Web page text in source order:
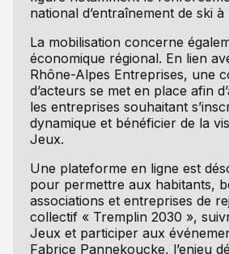
national d’entraînement de ski
La mobilisation concerne
économique régional. En lien
Rhône-Alpes Entreprises, une
d’acteurs se met en place afin
les entreprises souhaitant
dynamique et bénéficier de la
Jeux.
Une plateforme en ligne est
pour permettre aux habitants,
associations et entreprises de
collectif « Tremplin 2030 »,
Jeux et participer aux
Fabrice Pannekoucke, l’enjeu